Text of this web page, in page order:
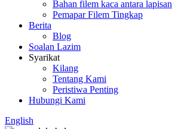
Bahan filem kaca antara lapisan
Pemapar Filem Tingkap
Berita
Blog
Soalan Lazim
Syarikat
Kilang
Tentang Kami
Peristiwa Penting
Hubungi Kami
English